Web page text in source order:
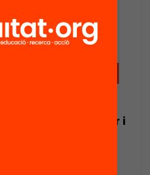
ampliar, diversificar i